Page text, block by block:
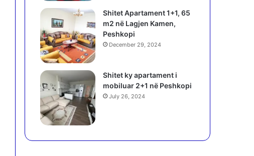
Shitet Apartament 1+1, 65
m2 në Lagjen Kamen,
Peshkopi
December 29, 2024
Shitet ky apartament i
mobiluar 2+1 në Peshkopi
July 26, 2024